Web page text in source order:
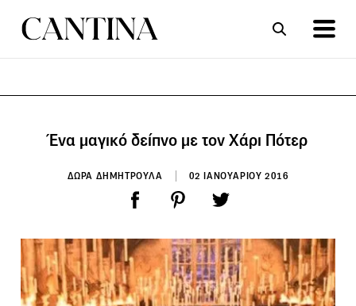
Ένα μαγικό δείπνο με τον Χάρι Πότερ
ΔΩΡΑ ΔΗΜΗΤΡΟΥΛΑ 02 ΙΑΝΟΥΑΡΙΟΥ 2016